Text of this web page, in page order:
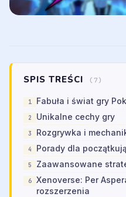
SPIS TREŚCI (7)
Fabuła i świat gry
Unikalne cechy gry
Rozgrywka i
Porady dla
Zaawansowane
Xenoverse: Per
rozszerzenia